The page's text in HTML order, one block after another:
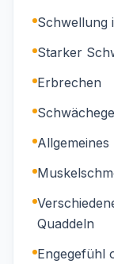
Schwellung
Starker
Erbrechen
Quaddeln
Engegefühl